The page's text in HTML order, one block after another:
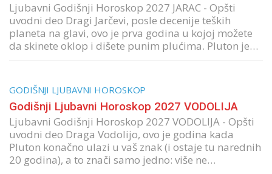
Ljubavni Godišnji Horoskop 2027 JARAC - Opšti
uvodni deo Dragi Jarčevi, posle decenije teških
planeta na glavi, ovo je prva godina u kojoj možete
da skinete oklop i dišete punim plućima. Pluton je…
GODIŠNJI LJUBAVNI HOROSKOP
Godišnji Ljubavni Horoskop 2027 VODOLIJA
Ljubavni Godišnji Horoskop 2027 VODOLIJA - Opšti
uvodni deo Draga Vodolijo, ovo je godina kada
Pluton konačno ulazi u vaš znak (i ostaje tu narednih
20 godina), a to znači samo jedno: više ne…